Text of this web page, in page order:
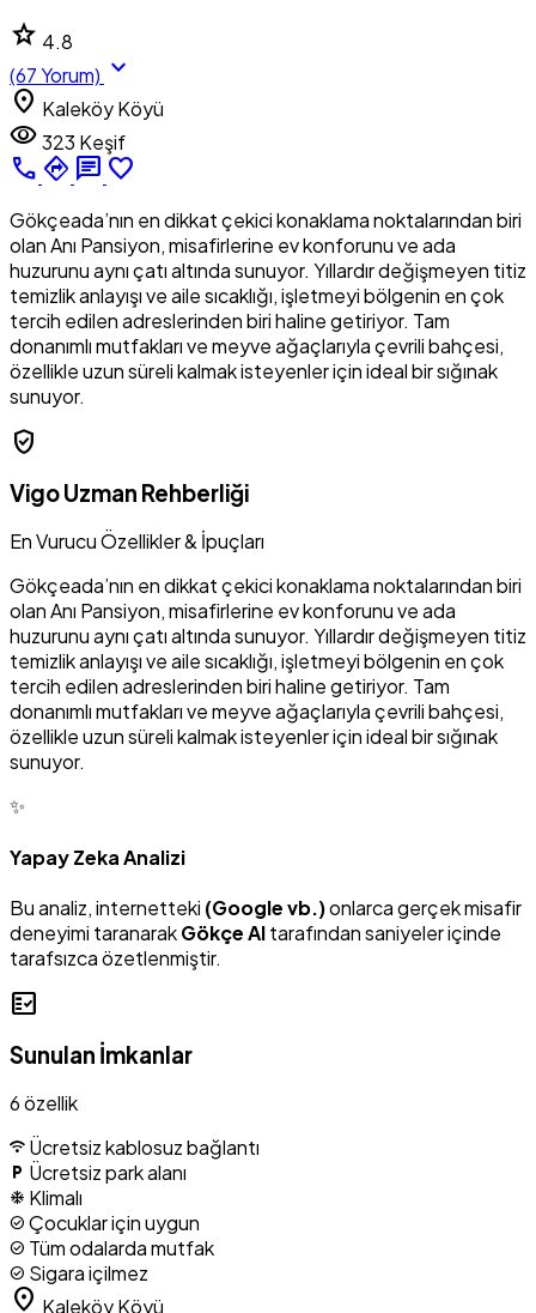
star 4.8
(67 Yorum) expand_more
location_on Kaleköy Köyü
visibility323 Keşif
call directions chat favorite_border
Gökçeada’nın en dikkat çekici konaklama noktalarından biri
olan Anı Pansiyon, misafirlerine ev konforunu ve ada
huzurunu aynı çatı altında sunuyor. Yıllardır değişmeyen titiz
temizlik anlayışı ve aile sıcaklığı, işletmeyi bölgenin en çok
tercih edilen adreslerinden biri haline getiriyor. Tam
donanımlı mutfakları ve meyve ağaçlarıyla çevrili bahçesi,
özellikle uzun süreli kalmak isteyenler için ideal bir sığınak
sunuyor.
verified_user
Vigo Uzman Rehberliği
En Vurucu Özellikler & İpuçları
Gökçeada’nın en dikkat çekici konaklama noktalarından biri
olan Anı Pansiyon, misafirlerine ev konforunu ve ada
huzurunu aynı çatı altında sunuyor. Yıllardır değişmeyen titiz
temizlik anlayışı ve aile sıcaklığı, işletmeyi bölgenin en çok
tercih edilen adreslerinden biri haline getiriyor. Tam
donanımlı mutfakları ve meyve ağaçlarıyla çevrili bahçesi,
özellikle uzun süreli kalmak isteyenler için ideal bir sığınak
sunuyor.
✨
Yapay Zeka Analizi
Bu analiz, internetteki (Google vb.)onlarca gerçek misafir
deneyimi taranarakGökçe AItarafından saniyeler içinde
tarafsızca özetlenmiştir.
fact_check
Sunulan İmkanlar
6 özellik
wifi Ücretsiz kablosuz bağlantı
local_parking Ücretsiz park alanı
ac_unit Klimalı
check_circle Çocuklar için uygun
check_circle Tüm odalarda mutfak
check_circle Sigara içilmez
location_on Kaleköy Köyü